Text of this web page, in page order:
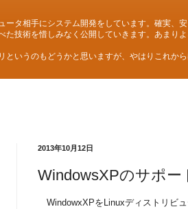
ータ相手にシステム開発をしています。確実、
た技術を惜しみなく公開していきます。あまり
というのもどうかと思いますが、やはりこれか
2013年10月12日
WindowsXPのサポー
WindowxXPをLinuxディストリビ